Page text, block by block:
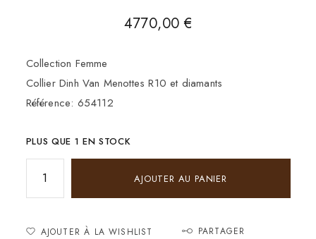
4770,00€
Collection Femme
Collier Dinh Van Menottes R10 et diamants
Référence: 654112
PLUS QUE 1 EN STOCK
AJOUTER AU PANIER
AJOUTER À LA WISHLIST PARTAGER